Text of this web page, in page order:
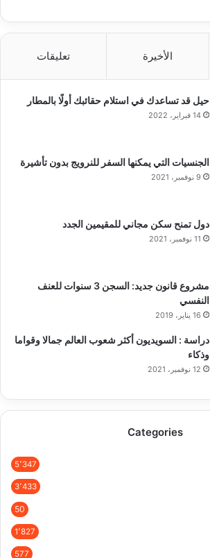
الأخيرة تعليقات
حيل قد تساعدك في استلام حقائبك أولًا بالمطار
14 فبراير، 2022
الجنسيات التي يمكنها السفر للنرويج بدون تأشيرة
9 نوفمبر، 2021
دول تمنح سكن مجاني للمقيمين الجدد
11 نوفمبر، 2021
مشروع قانون جديد: السجن 3 سنوات للعنف
النفسي
16 يناير، 2019
دراسة : السويديون أكثر شعوب العالم جمالا وقواما
وذكاء
12 نوفمبر، 2021
Categories
5٬347
3٬433
50
1٬827
577